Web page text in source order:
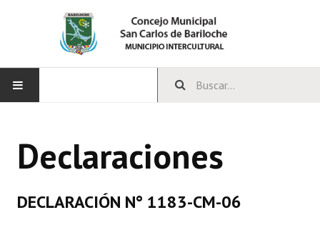
CONCEJO
Declaraciones
DECLARACIÓN N° 1183-CM-06